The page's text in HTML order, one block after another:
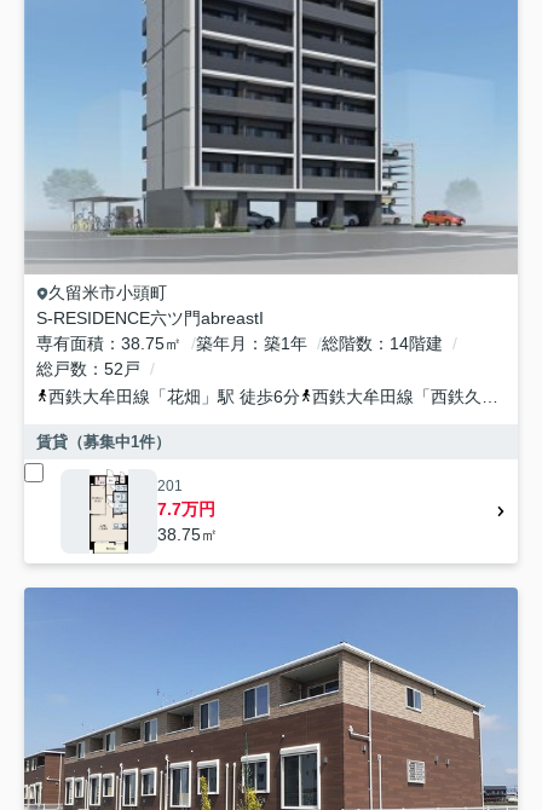
久留米市小頭町
S-RESIDENCE六ツ門abreastI
専有面積
38.75㎡ 築年月 築1年 総階数
14階建
総戸数
52戸
西鉄大牟田線 「花畑 」駅 徒歩6分 西鉄大牟田線 「西鉄久留米
賃貸（募集中1件）
201
7.7万円
38.75㎡